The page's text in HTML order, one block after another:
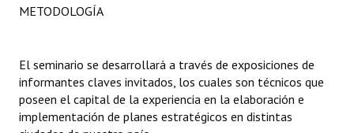
METODOLOGÍA
El seminario se desarrollará a través de exposiciones de
informantes claves invitados, los cuales son técnicos que
poseen el capital de la experiencia en la elaboración e
implementación de planes estratégicos en distintas